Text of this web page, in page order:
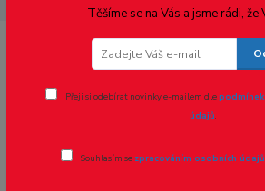
H0 - náhradní motor 181/
Těšíme se na Vás a jsme rádi, že
Přeji si odebírat novinky e-mailem dle
údajů.
Souhlasím se zpracováním osobních údajů